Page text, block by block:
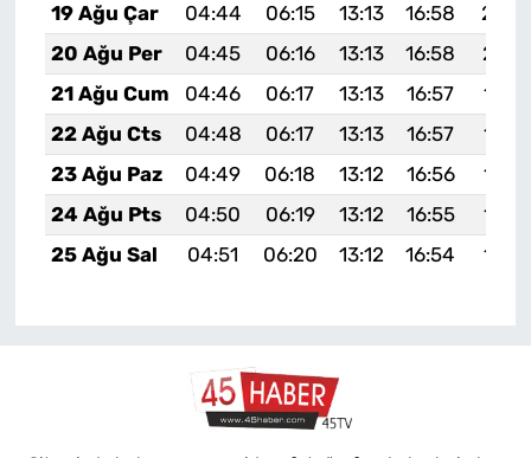
19 Ağu Çar
04:44 06:15 13:13 16:58
20 Ağu Per
04:45 06:16 13:13 16:58
21 Ağu Cum
04:46 06:17 13:13 16:57
22 Ağu Cts
04:48 06:17 13:13 16:57
23 Ağu Paz
04:49 06:18 13:12 16:56
24 Ağu Pts
04:50 06:19 13:12 16:55
25 Ağu Sal
04:51 06:20 13:12 16:54